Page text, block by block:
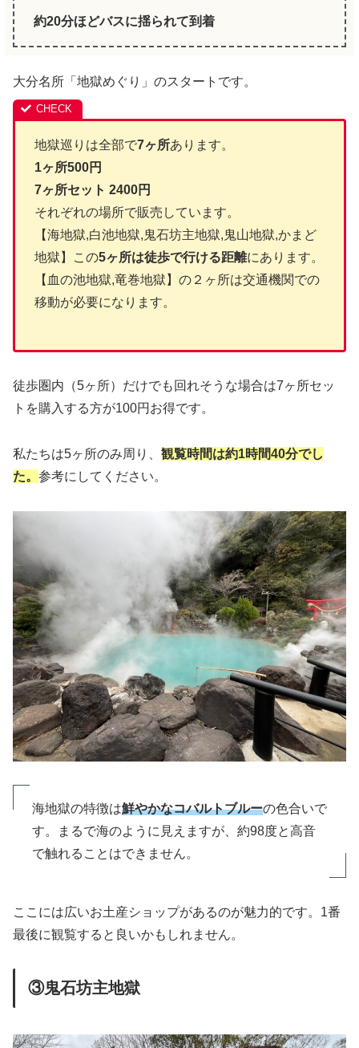
約20分ほどバスに揺られて到着
大分名所「地獄めぐり」のスタートです。
地獄巡りは全部で7ヶ所あります。
1ヶ所500円
7ヶ所セット 2400円
それぞれの場所で販売しています。
【海地獄,白池地獄,鬼石坊主地獄,鬼山地獄,かまど
地獄】この5ヶ所は徒歩で行ける距離にあります。
【血の池地獄,竜巻地獄】の２ヶ所は交通機関での
移動が必要になります。
徒歩圏内（5ヶ所）だけでも回れそうな場合は7ヶ所セッ
トを購入する方が100円お得です。
私たちは5ヶ所のみ周り、 観覧時間は約1時間40分でし
た。 参考にしてください。
海地獄の特徴は鮮やかなコバルトブルーの色合いで
す。まるで海のように見えますが、約98度と高音
で触れることはできません。
ここには広いお土産ショップがあるのが魅力的です。1番
最後に観覧すると良いかもしれません。
③鬼石坊主地獄